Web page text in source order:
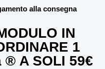
alla consegna
IN
1
A SOLI 59€